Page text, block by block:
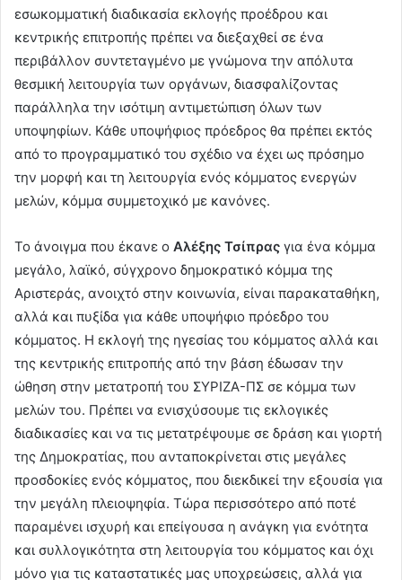
εσωκομματική διαδικασία εκλογής προέδρου και
κεντρικής επιτροπής πρέπει να διεξαχθεί σε ένα
περιβάλλον συντεταγμένο με γνώμονα την απόλυτα
θεσμική λειτουργία των οργάνων, διασφαλίζοντας
παράλληλα την ισότιμη αντιμετώπιση όλων των
υποψηφίων. Κάθε υποψήφιος πρόεδρος θα πρέπει εκτός
από το προγραμματικό του σχέδιο να έχει ως πρόσημο
την μορφή και τη λειτουργία ενός κόμματος ενεργών
μελών, κόμμα συμμετοχικό με κανόνες.
Το άνοιγμα που έκανε ο Αλέξης Τσίπρας για ένα κόμμα
μεγάλο, λαϊκό, σύγχρονο δημοκρατικό κόμμα της
Αριστεράς, ανοιχτό στην κοινωνία, είναι παρακαταθήκη,
αλλά και πυξίδα για κάθε υποψήφιο πρόεδρο του
κόμματος. Η εκλογή της ηγεσίας του κόμματος αλλά και
της κεντρικής επιτροπής από την βάση έδωσαν την
ώθηση στην μετατροπή του ΣΥΡΙΖΑ-ΠΣ σε κόμμα των
μελών του. Πρέπει να ενισχύσουμε τις εκλογικές
διαδικασίες και να τις μετατρέψουμε σε δράση και γιορτή
της Δημοκρατίας, που ανταποκρίνεται στις μεγάλες
προσδοκίες ενός κόμματος, που διεκδικεί την εξουσία για
την μεγάλη πλειοψηφία. Τώρα περισσότερο από ποτέ
παραμένει ισχυρή και επείγουσα η ανάγκη για ενότητα
και συλλογικότητα στη λειτουργία του κόμματος και όχι
μόνο για τις καταστατικές μας υποχρεώσεις, αλλά για